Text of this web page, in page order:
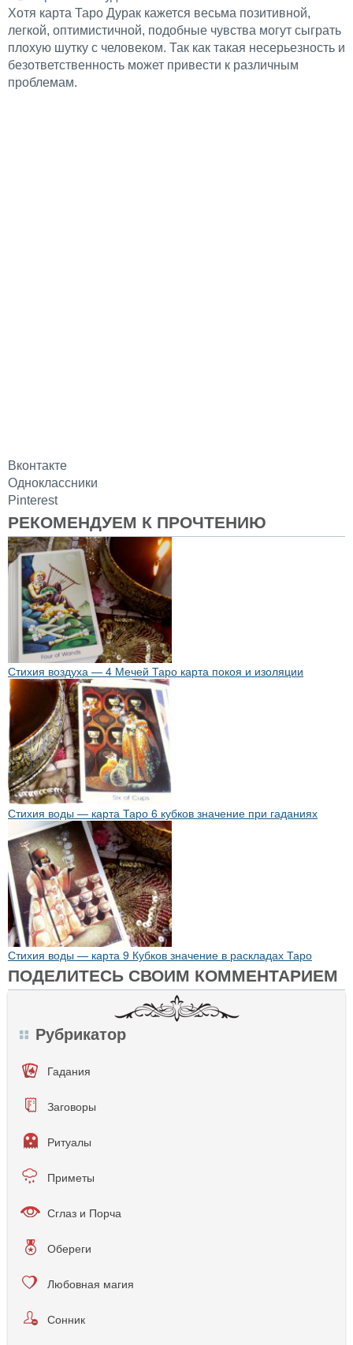
Хотя карта Таро Дурак кажется весьма позитивной,
легкой, оптимистичной, подобные чувства могут сыграть
плохую шутку с человеком. Так как такая несерьезность и
безответственность может привести к различным
проблемам.
Вконтакте
Одноклассники
Pinterest
РЕКОМЕНДУЕМ К ПРОЧТЕНИЮ
Стихия воздуха — 4 Мечей Таро карта покоя и изоляции
Стихия воды — карта Таро 6 кубков значение при гаданиях
Стихия воды — карта 9 Кубков значение в раскладах Таро
ПОДЕЛИТЕСЬ СВОИМ КОММЕНТАРИЕМ
Рубрикатор
Гадания
Заговоры
Ритуалы
Приметы
Сглаз и Порча
Обереги
Любовная магия
Сонник